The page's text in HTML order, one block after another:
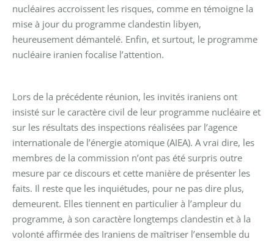
nucléaires accroissent les risques, comme en témoigne la
mise à jour du programme clandestin libyen,
heureusement démantelé. Enfin, et surtout, le programme
nucléaire iranien focalise l’attention.
Lors de la précédente réunion, les invités iraniens ont
insisté sur le caractère civil de leur programme nucléaire et
sur les résultats des inspections réalisées par l’agence
internationale de l’énergie atomique (AIEA). A vrai dire, les
membres de la commission n’ont pas été surpris outre
mesure par ce discours et cette manière de présenter les
faits. Il reste que les inquiétudes, pour ne pas dire plus,
demeurent. Elles tiennent en particulier à l’ampleur du
programme, à son caractère longtemps clandestin et à la
volonté affirmée des Iraniens de maîtriser l’ensemble du